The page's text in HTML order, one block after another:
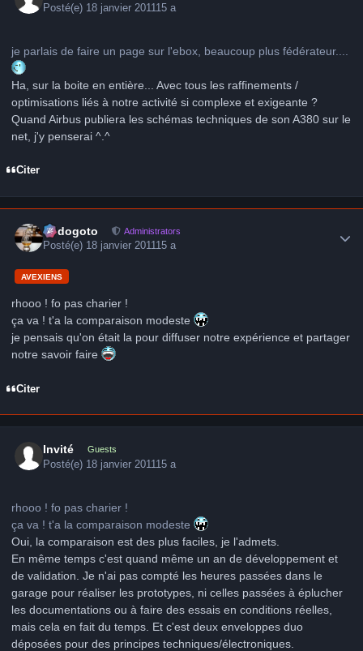
Posté(e) 18 janvier 2011 15 a
je parlais de faire un page sur l'ebox, beaucoup plus fédérateur....
Ha, sur la boite en entière... Avec tous les raffinements /
optimisations liés à notre activité si complexe et exigeante ?
Quand Airbus publiera les schémas techniques de son A380 sur le
net, j'y penserai ^.^
Citer
frédogoto Administrators
Posté(e) 18 janvier 201115 a
AVEXIENS
rhooo ! fo pas charier !
ça va ! t'a la comparaison modeste
je pensais qu'on était la pour diffuser notre expérience et partager
notre savoir faire
Citer
Invité Guests
Posté(e) 18 janvier 201115 a
rhooo ! fo pas charier !
ça va ! t'a la comparaison modeste
Oui, la comparaison est des plus faciles, je l'admets.
En même temps c'est quand même un an de développement et
de validation. Je n'ai pas compté les heures passées dans le
garage pour réaliser les prototypes, ni celles passées à éplucher
les documentations ou à faire des essais en conditions réelles,
mais cela en fait du temps. Et c'est deux enveloppes duo
déposées pour des principes techniques/électroniques.